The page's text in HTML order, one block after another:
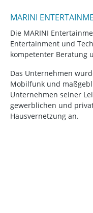
MARINI
Die MARINI
Entertainment und
kompetenter Beratung
Das Unternehmen
Mobilfunk und
Unternehmen seiner
gewerblichen und
Hausvernetzung an.